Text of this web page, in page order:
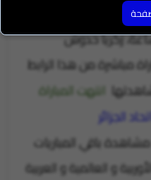
زكريا حدوش
مباشرة من هذا الرابط
انتهت المباراة
باقي المباريات
و العالمية و العربية